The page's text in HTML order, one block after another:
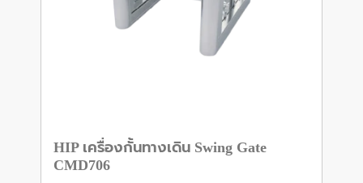
HIP เครื่องกั้นทางเดิน Swing Gate
CMD706